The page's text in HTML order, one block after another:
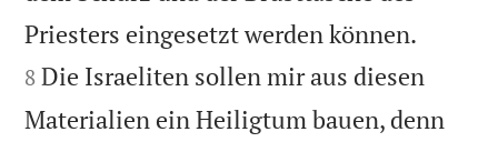
Priesters eingesetzt werden können.
8 Die Israeliten sollen mir aus diesen
Materialien ein Heiligtum bauen, denn